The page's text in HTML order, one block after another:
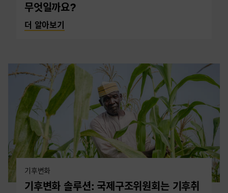
무엇일까요?
더 알아보기
기후변화
기후변화 솔루션: 국제구조위원회는 기후취